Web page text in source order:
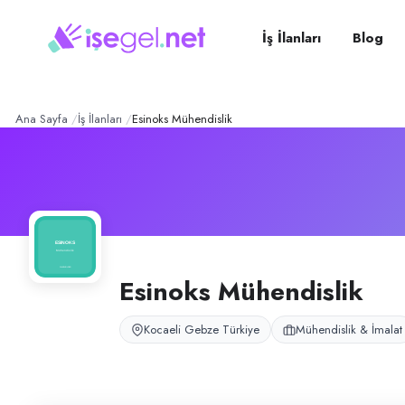
Mühendislik –
Esinoks Mühendislik A.Ş., Kocaeli Gebze Küçük Sanayi Sitesi
pozisyonlar
Üretim Elemanı (Bay)
İş İlanları Blog
Ana Sayfa İş İlanları Esinoks Mühendislik
Esinoks Mühendislik
Kocaeli Gebze Türkiye Mühendislik & İmalat